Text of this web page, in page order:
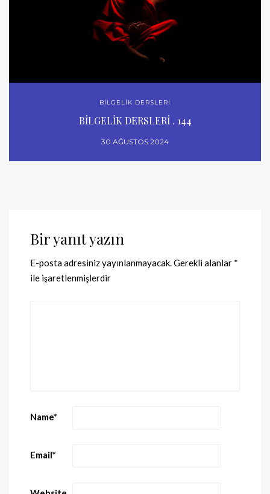
BİLGELİK DERSLERİ
BİLGELİK DERSLERİ . 144
30 AĞUSTOS 2024
Bir yanıt yazın
E-posta adresiniz yayınlanmayacak.Gerekli alanlar *
ile işaretlenmişlerdir
Name*
Email*